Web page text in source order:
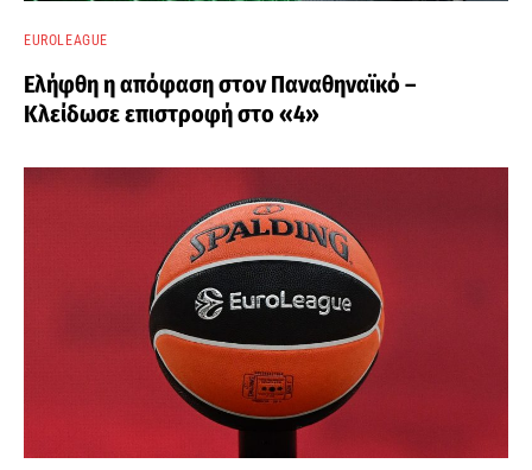
EUROLEAGUE
Ελήφθη η απόφαση στον Παναθηναϊκό –
Κλείδωσε επιστροφή στο «4»